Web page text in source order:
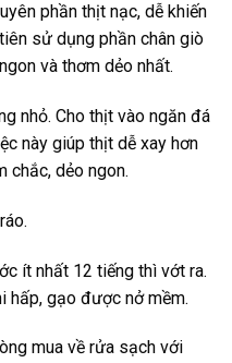
phần thịt nạc, dễ khiến
sử dụng phần chân giò
và thơm dẻo nhất.
nhỏ. Cho thịt vào ngăn đá
này giúp thịt dễ xay hơn
chắc, dẻo ngon.
ít nhất 12 tiếng thì vớt ra.
hấp, gạo được nở mềm.
mua về rửa sạch với